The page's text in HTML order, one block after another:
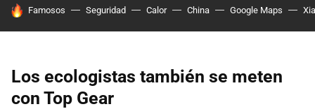
HOY SE HABLA DE
Famosos Seguridad Calor China Google Maps
Los ecologistas también se meten
con Top Gear